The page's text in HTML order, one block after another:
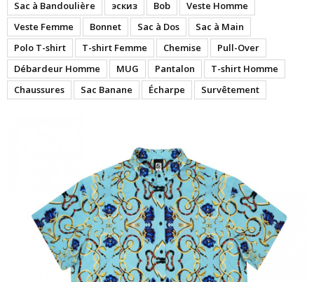
Sac à Bandoulière
эскиз Bob
Veste Homme
Veste Femme
Bonnet Sac à Dos
Sac à Main
Polo T-shirt
T-shirt Femme Chemise
Pull-Over
Débardeur Homme
MUG Pantalon
T-shirt Homme
Chaussures
Sac Banane Écharpe Survêtement